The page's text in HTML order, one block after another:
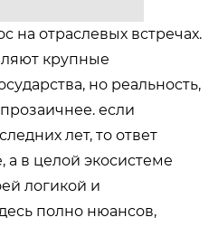
на отраслевых встречах.
крупные
но реальность,
если
лет, то ответ
а в целой экосистеме
логикой и
полно нюансов,